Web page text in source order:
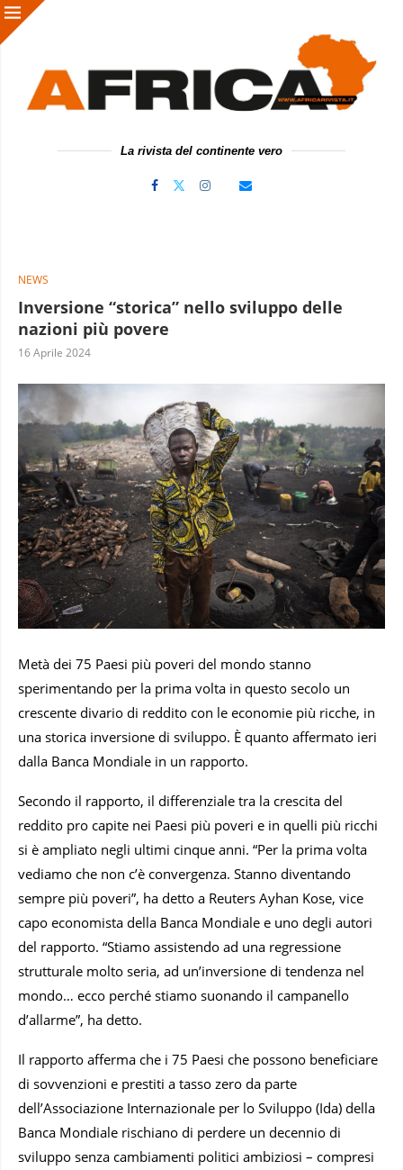
La rivista del continente vero
NEWS
Inversione “storica” nello sviluppo delle
nazioni più povere
16 Aprile 2024
Metà dei 75 Paesi più poveri del mondo stanno
sperimentando per la prima volta in questo secolo un
crescente divario di reddito con le economie più ricche, in
una storica inversione di sviluppo. È quanto affermato ieri
dalla Banca Mondiale in un rapporto.
Secondo il rapporto, il differenziale tra la crescita del
reddito pro capite nei Paesi più poveri e in quelli più ricchi
si è ampliato negli ultimi cinque anni. “Per la prima volta
vediamo che non c’è convergenza. Stanno diventando
sempre più poveri”, ha detto a Reuters Ayhan Kose, vice
capo economista della Banca Mondiale e uno degli autori
del rapporto. “Stiamo assistendo ad una regressione
strutturale molto seria, ad un’inversione di tendenza nel
mondo… ecco perché stiamo suonando il campanello
d’allarme”, ha detto.
Il rapporto afferma che i 75 Paesi che possono beneficiare
di sovvenzioni e prestiti a tasso zero da parte
dell’Associazione Internazionale per lo Sviluppo (Ida) della
Banca Mondiale rischiano di perdere un decennio di
sviluppo senza cambiamenti politici ambiziosi – compresi